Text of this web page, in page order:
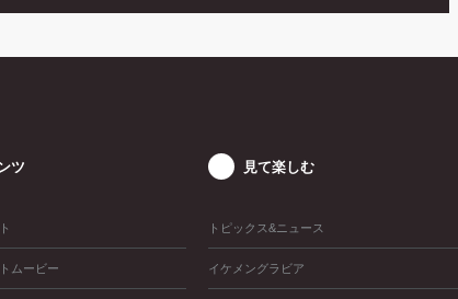
ツ
ムービー
見て楽しむ
トピックス&ニュース
イケメングラビア